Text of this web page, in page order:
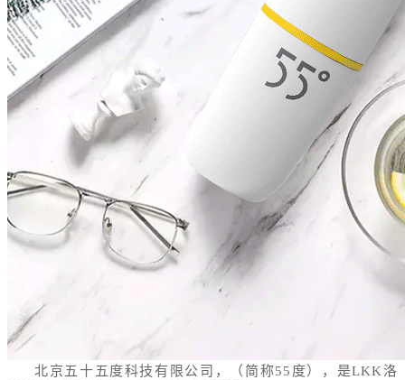
北京五十五度科技有限公司，（简称55度），是LKK洛